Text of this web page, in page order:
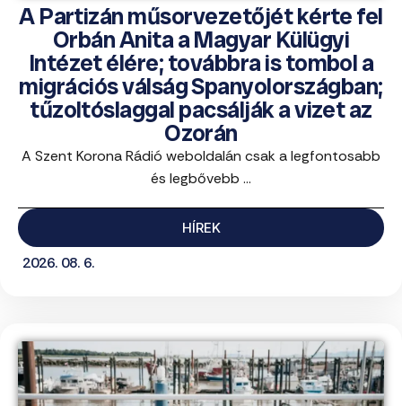
A Partizán műsorvezetőjét kérte fel
Orbán Anita a Magyar Külügyi
Intézet élére; továbbra is tombol a
migrációs válság Spanyolországban;
tűzoltóslaggal pacsálják a vizet az
Ozorán
A Szent Korona Rádió weboldalán csak a legfontosabb
és legbővebb ...
HÍREK
2026. 08. 6.